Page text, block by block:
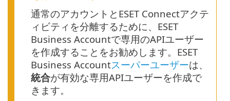
通常のアカウントとESET Connectアクテ
ィビティを分離するために、ESET
Business Accountで専用のAPIユーザー
を作成することをお勧めします。ESET
Business Accountスーパーユーザーは、
統合が有効な専用APIユーザーを作成で
きます。